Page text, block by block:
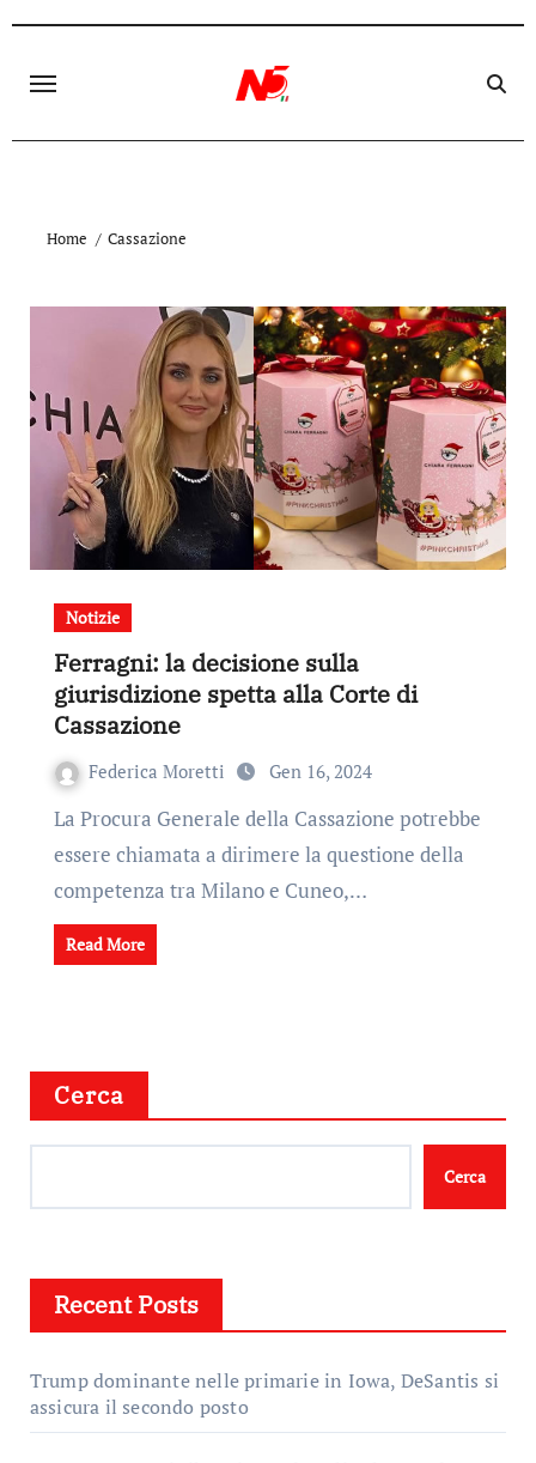
content
Home Cassazione
Notizie
Ferragni: la decisione sulla
giurisdizione spetta alla Corte di
Cassazione
Federica Moretti Gen 16, 2024
La Procura Generale della Cassazione potrebbe
essere chiamata a dirimere la questione della
competenza tra Milano e Cuneo,…
Read More
Cerca
Cerca
Recent Posts
Trump dominante nelle primarie in Iowa, DeSantis si
assicura il secondo posto